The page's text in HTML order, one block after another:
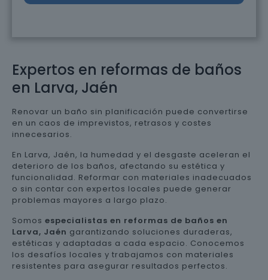
Expertos en reformas de baños
en Larva, Jaén
Renovar un baño sin planificación puede convertirse
en un caos de imprevistos, retrasos y costes
innecesarios.
En Larva, Jaén, la humedad y el desgaste aceleran el
deterioro de los baños, afectando su estética y
funcionalidad. Reformar con materiales inadecuados
o sin contar con expertos locales puede generar
problemas mayores a largo plazo.
Somos especialistas en reformas de baños en
Larva, Jaén garantizando soluciones duraderas,
estéticas y adaptadas a cada espacio. Conocemos
los desafíos locales y trabajamos con materiales
resistentes para asegurar resultados perfectos.